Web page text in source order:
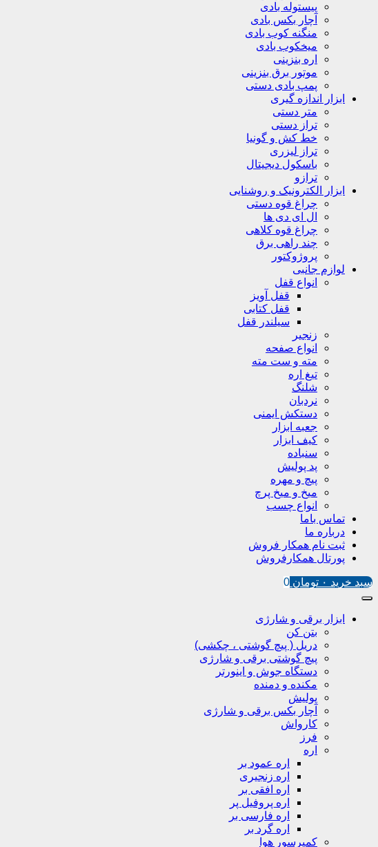
پیستوله بادی
آچار بکس بادی
منگنه کوب بادی
میخکوب بادی
اره بنزینی
موتور برق بنزینی
پمپ بادی دستی
ابزار اندازه گیری
متر دستی
تراز دستی
خط کش و گونیا
تراز لیزری
باسکول دیجیتال
ترازو
ابزار الکترونیک و روشنایی
چراغ قوه دستی
ال ای دی ها
چراغ قوه کلاهی
چند راهی برق
پروژوکتور
لوازم جانبی
انواع قفل
قفل آویز
قفل کتابی
سیلندر قفل
زنجیر
انواع صفحه
مته و ست مته
تیغ اره
شلنگ
نردبان
دستکش ایمنی
جعبه ابزار
کیف ابزار
سنباده
پد پولیش
پیچ و مهره
میخ و میخ پرچ
انواع چسب
تماس باما
درباره ما
ثبت نام همکار فروش
پورتال همکارفروش
سبد خرید ۰ تومان 0
ابزار برقی و شارژی
بتن کن
دریل ( پیچ گوشتی ، چکشی)
پیچ گوشتی برقی و شارژی
دستگاه جوش و اینورتر
مکنده و دمنده
پولیش
آچار بکس برقی و شارژی
کارواش
فرز
اره
اره عمود بر
اره زنجیری
اره افقی بر
اره پروفیل پر
اره فارسی بر
اره گرد بر
کمپرسور هوا